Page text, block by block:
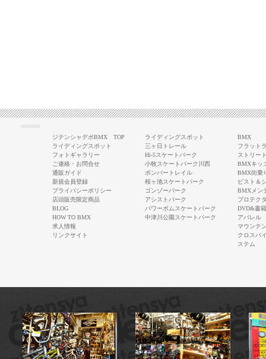
contents
ジテンシャデポBMX TOP
ライディングスポット
フォトギャラリー
ご連絡・お問合せ
通販ガイド
新規会員登録
プライバシーポリシー
店頭販売限定商品
BLOG
HOW TO BMX
求人情報
リンクサイト
ライディングスポット
三ヶ日トレール
Hi-5スケートパーク
小牧スケートパーク川西
ボンバートレイル
桜ヶ池スケートパーク
ゴンゾーパーク
アシストパーク
パワーボムスケートパーク
中津川公園スケートパーク
BMX
フラット
ストリー
BMXキッ
BMX街乗
ピスト＆
BMXメン
プロテク
DVD&書籍
アパレル
マウンテ
クロスバ
ステム